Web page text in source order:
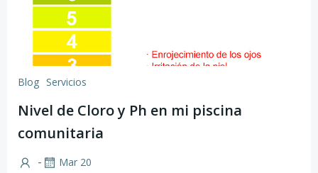
Blog Servicios
Nivel de Cloro y Ph en mi piscina
comunitaria
- Mar 20